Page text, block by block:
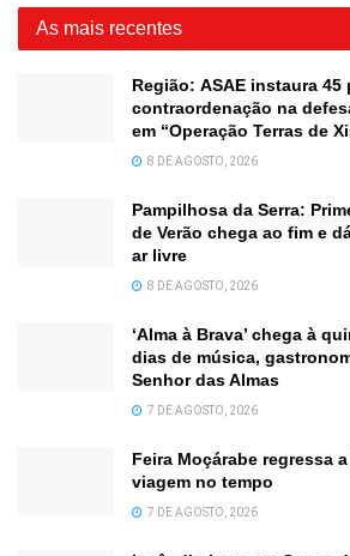
As mais recentes
Região: ASAE instaura
contraordenação na
em “Operação Terras de
8 DE AGOSTO, 2026
Pampilhosa da Serra:
de Verão chega ao fim e
ar livre
8 DE AGOSTO, 2026
‘Alma à Brava’ chega à
dias de música,
Senhor das Almas
7 DE AGOSTO, 2026
Feira Moçárabe regressa
viagem no tempo
7 DE AGOSTO, 2026